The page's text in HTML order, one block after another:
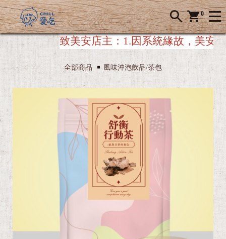
0
致美安店主：1.因系統緣故，美安店主下
全部商品 風味沖泡飲品/茶包